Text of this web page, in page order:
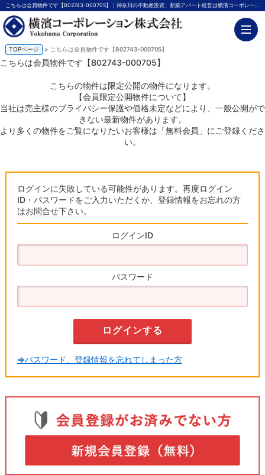
こちらは会員物件です【B02743-000705】｜神奈川の不動産投資、新築アパート経営は横濱コーポレーション
TOPページ > こちらは会員物件です【B02743-000705】
こちらは会員物件です【B02743-000705】
こちらの物件は限定公開の物件になります。
【会員限定公開物件について】
当社は売主様のプライバシー保護や価格未定などにより、一般公開がで
きない最新物件があります。
より多くの物件をご覧になりたいお客様は「無料会員」にご登録くださ
い。
ログインに失敗している可能性があります。再度ログイン
ID・パスワードをご入力いただくか、登録情報をお忘れの方
はお問合せ下さい。
ログインID
パスワード
⇒パスワード、登録情報を忘れてしまった方